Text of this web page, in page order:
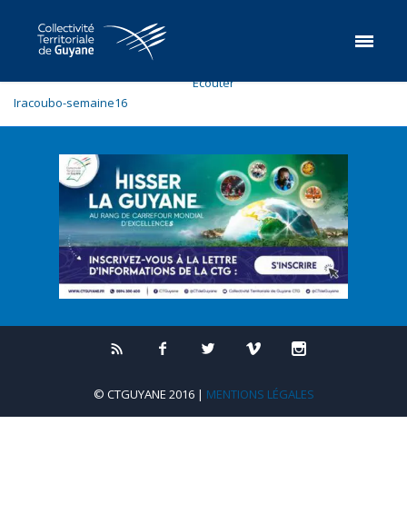
Ecouter
Iracoubo-semaine16
© CTGUYANE 2016 | MENTIONS LÉGALES